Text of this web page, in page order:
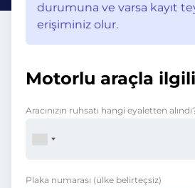
durumuna ve varsa kayıt
erişiminiz olur.
Motorlu araçla
Aracınızın ruhsatı hangi eyaletten
Plaka numarası (ülke belirteçsiz)